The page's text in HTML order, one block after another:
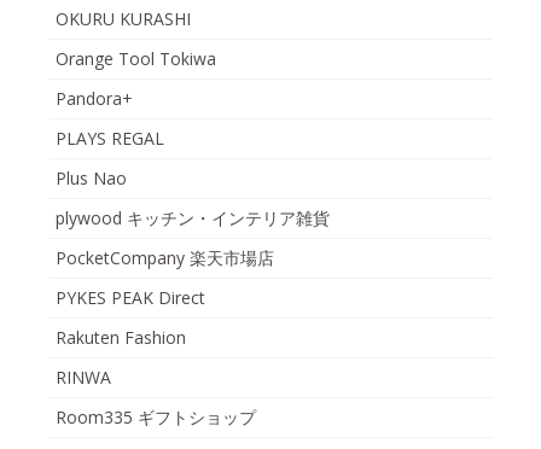
OKURU KURASHI
Orange Tool Tokiwa
Pandora+
PLAYS REGAL
Plus Nao
plywood キッチン・インテリア雑貨
PocketCompany 楽天市場店
PYKES PEAK Direct
Rakuten Fashion
RINWA
Room335 ギフトショップ